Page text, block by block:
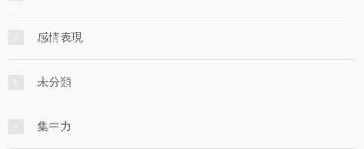
感情表現
未分類
集中力